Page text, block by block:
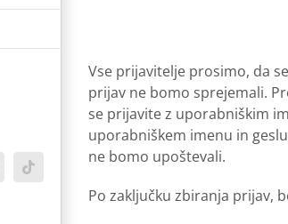
Tiktok
Vse prijavitelje prosimo, da
prijav ne bomo sprejemali.
se prijavite z uporabniškim
uporabniškem imenu in
ne bomo upoštevali.
Po zaključku zbiranja prijav,